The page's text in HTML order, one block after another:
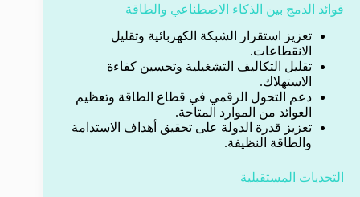
فوائد الدمج بين الذكاء الاصطناعي والطاقة
تعزيز استقرار الشبكة الكهربائية وتقليل
الانقطاعات.
تقليل التكاليف التشغيلية وتحسين كفاءة
الاستهلاك.
دعم التحول الرقمي في قطاع الطاقة وتعظيم
العوائد من الموارد المتاحة.
تعزيز قدرة الدولة على تحقيق أهداف الاستدامة
والطاقة النظيفة.
التحديات المستقبلية